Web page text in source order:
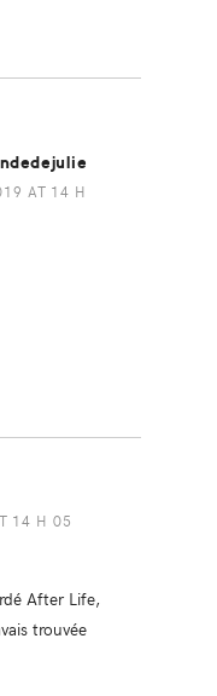
AT 14 H
14 H 05
After Life,
trouvée